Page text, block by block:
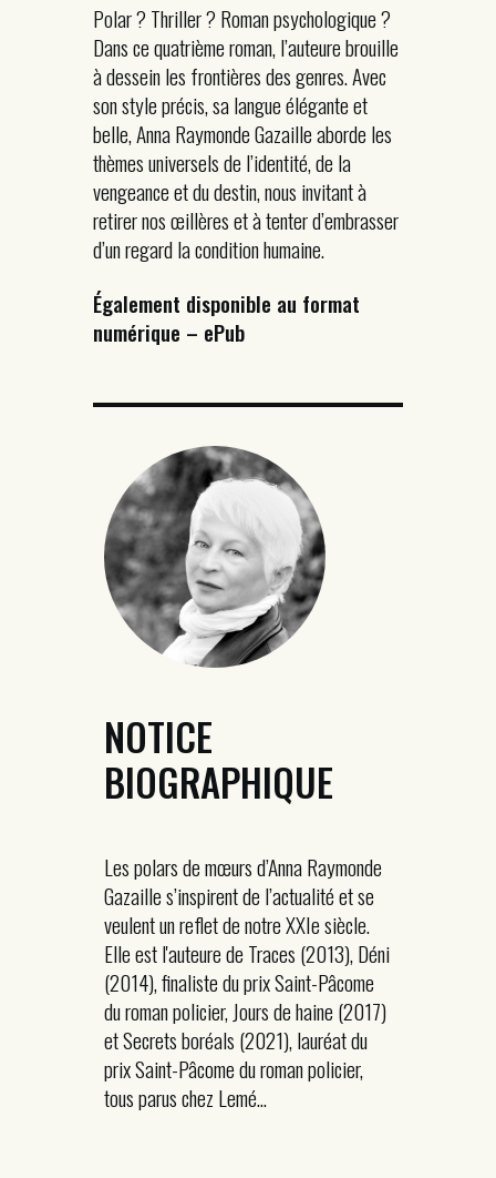
Polar ? Thriller ? Roman psychologique ?
Dans ce quatrième roman, l’auteure brouille
à dessein les frontières des genres. Avec
son style précis, sa langue élégante et
belle, Anna Raymonde Gazaille aborde les
thèmes universels de l’identité, de la
vengeance et du destin, nous invitant à
retirer nos œillères et à tenter d’embrasser
d’un regard la condition humaine.
Également disponible au format
numérique – ePub
NOTICE
BIOGRAPHIQUE
Les polars de mœurs d’Anna Raymonde
Gazaille s’inspirent de l’actualité et se
veulent un reflet de notre XXIe siècle.
Elle est l'auteure de Traces (2013), Déni
(2014), finaliste du prix Saint-Pâcome
du roman policier, Jours de haine (2017)
et Secrets boréals (2021), lauréat du
prix Saint-Pâcome du roman policier,
tous parus chez Lemé...